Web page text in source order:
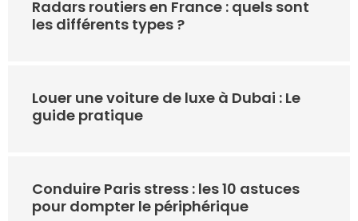
Radars routiers en France : quels sont
les différents types ?
Louer une voiture de luxe à Dubai : Le
guide pratique
Conduire Paris stress : les 10 astuces
pour dompter le périphérique